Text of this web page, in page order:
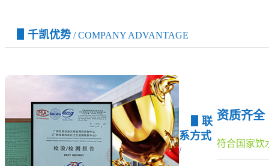
▋千凯优势 / COMPANY ADVANTAGE
资质齐全
符合国家饮
▋联
系方式
/